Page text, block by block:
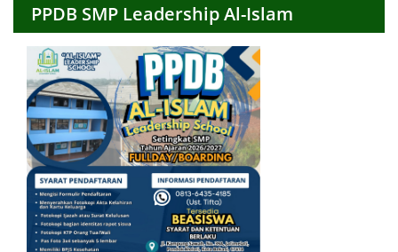
PPDB SMP Leadership Al-Islam